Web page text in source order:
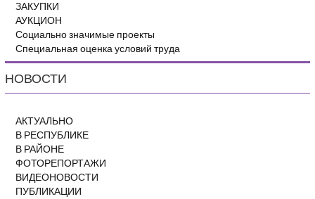
ЗАКУПКИ
АУКЦИОН
Социально значимые проекты
Специальная оценка условий труда
НОВОСТИ
АКТУАЛЬНО
В РЕСПУБЛИКЕ
В РАЙОНЕ
ФОТОРЕПОРТАЖИ
ВИДЕОНОВОСТИ
ПУБЛИКАЦИИ